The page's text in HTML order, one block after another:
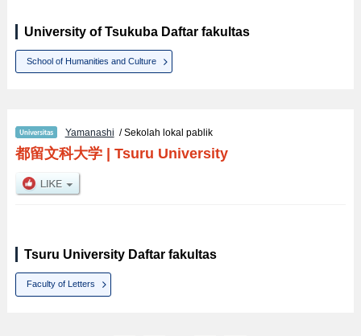
University of Tsukuba Daftar fakultas
School of Humanities and Culture
Yamanashi / Sekolah lokal pablik
都留文科大学| Tsuru University
Tsuru University Daftar fakultas
Faculty of Letters